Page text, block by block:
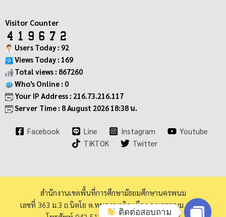
Visitor Counter
Users Today : 92
Views Today : 169
Total views : 867260
Who's Online : 0
Your IP Address : 216.73.216.117
Server Time : 8 August 2026 18:38 น.
Facebook Line Instagram
Youtube
TIKTOK
Twitter
สำนักงานเขตพื้นที่การศึกษามัธยมศึกษานครพนม
เลขที่ 363 ม.3 ถ.นิตโย ต.หนองญาติอ.เมือง จ.นครพนม 48000
ติดต่อสอบถาม